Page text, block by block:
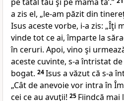
a zis el, „le-am păzit din
Isus aceste vorbe, i-a zis: „Îţi
vindetot ce ai, împarte la
în ceruri. Apoi, vino şi
aceste cuvinte, s-a întristat
bogat. 24Isus a văzut că s-a
„Câtde anevoie vor intra în
cei ce au avuţii! 25 Fiindcă mai